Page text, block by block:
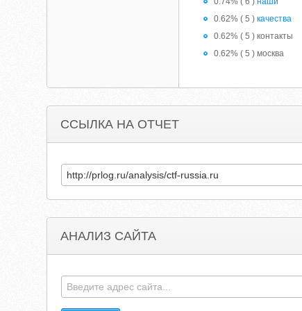
0.62% ( 5 )качества
0.62% ( 5 ) контакты
0.62% ( 5 ) москва
ССЫЛКА НА ОТЧЕТ
АНАЛИЗ САЙТА